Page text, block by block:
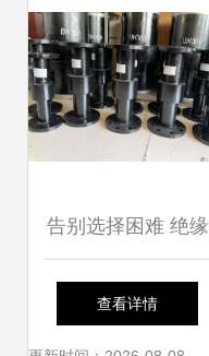
告别选择困难 绝缘
接头与绝缘法兰，
查看详情